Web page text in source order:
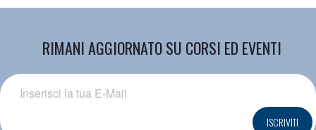
RIMANI AGGIORNATO SU CORSI ED EVENTI
ISCRIVITI